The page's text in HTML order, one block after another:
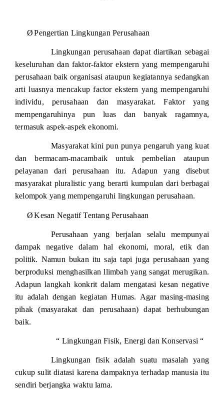
Ø Pengertian Lingkungan Perusahaan
Lingkungan perusahaan dapat diartikan sebagai
keseluruhan dan faktor-faktor ekstern yang mempengaruhi
perusahaan baik organisasi ataupun kegiatannya sedangkan
arti luasnya mencakup factor ekstern yang mempengaruhi
individu, perusahaan dan masyarakat. Faktor yang
mempengaruhinya pun luas dan banyak ragamnya,
termasuk aspek-aspek ekonomi.
Masyarakat kini pun punya pengaruh yang kuat
dan bermacam-macambaik untuk pembelian ataupun
pelayanan dari perusahaan itu. Adapun yang disebut
masyarakat pluralistic yang berarti kumpulan dari berbagai
kelompok yang mempengaruhi lingkungan perusahaan.
Ø Kesan Negatif Tentang Perusahaan
Perusahaan yang berjalan selalu mempunyai
dampak negative dalam hal ekonomi, moral, etik dan
politik. Namun bukan itu saja tapi juga perusahaan yang
berproduksi menghasilkan llimbah yang sangat merugikan.
Adapun langkah konkrit dalam mengatasi kesan negative
itu adalah dengan kegiatan Humas. Agar masing-masing
pihak (masyarakat dan perusahaan) dapat berhubungan
baik.
“ Lingkungan Fisik, Energi dan Konservasi “
Lingkungan fisik adalah suatu masalah yang
cukup sulit diatasi karena dampaknya terhadap manusia itu
sendiri berjangka waktu lama.